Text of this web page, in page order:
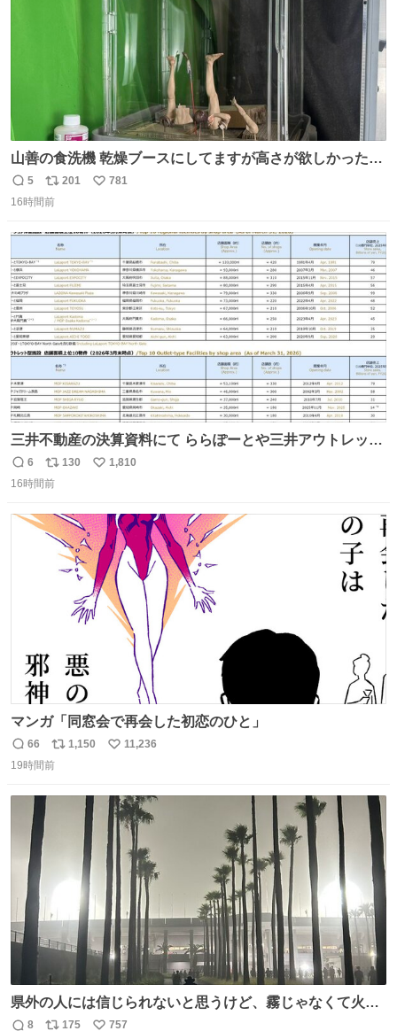
山善の食洗機 乾燥ブースにしてますが高さが欲しかったの
でコレクションケースを置くだけのツルセコ改造 扉が手前
に開き天井の温度もしっかり上がるのでかなり使いやすく
返
信
5
リ
ポ
ト
数
201
い
781
16時間前
三井不動産の決算資料にて ららぽーとや三井アウトレット
パークの店舗別売上高（2025年度）が一部判明
返
信
6
リ
ポ
ト
数
130
い
数
1,810
16時間前
マンガ「同窓会で再会した初恋のひと」
返
信
66
リ
ポ
1,150
い
数
11,236
19時間前
県外の人には信じられないと思うけど、霧じゃなくて火山
灰です🌋 #桜島
8 175 757